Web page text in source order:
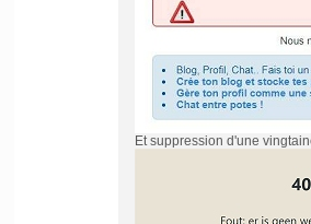
Et suppression d'une